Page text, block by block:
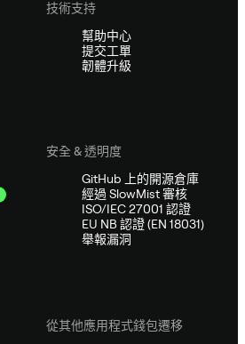
技術支持
幫助中心
提交工單
韌體升級
安全 & 透明度
GitHub 上的開源倉庫
經過 SlowMist 審核
ISO/IEC 27001 認證
EU NB 認證 (EN 18031)
舉報漏洞
從其他應用程式錢包遷移